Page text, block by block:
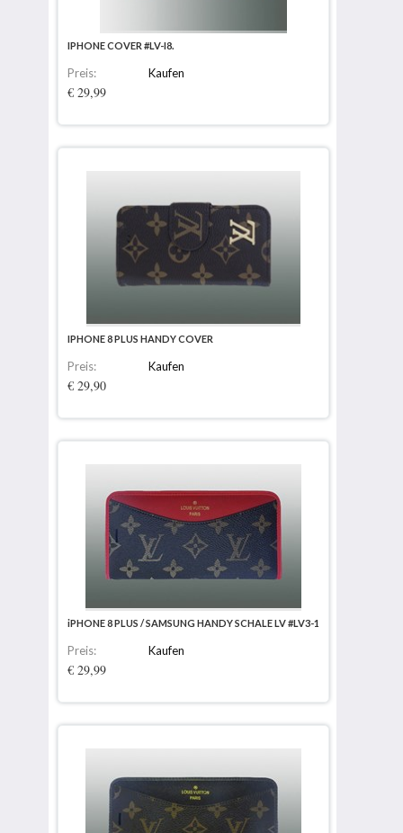
IPHONE COVER #LV-I8.
Preis:
€ 29,99
Kaufen
IPHONE 8 PLUS HANDY COVER
Preis:
€ 29,90
Kaufen
iPHONE 8 PLUS / SAMSUNG HANDY SCHALE LV #LV3-1
Preis:
€ 29,99
Kaufen